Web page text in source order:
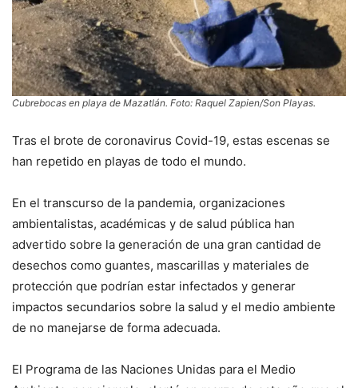
Cubrebocas en playa de Mazatlán. Foto: Raquel Zapien/Son Playas.
Tras el brote de coronavirus Covid-19, estas escenas se
han repetido en playas de todo el mundo.
En el transcurso de la pandemia, organizaciones
ambientalistas, académicas y de salud pública han
advertido sobre la generación de una gran cantidad de
desechos como guantes, mascarillas y materiales de
protección que podrían estar infectados y generar
impactos secundarios sobre la salud y el medio ambiente
de no manejarse de forma adecuada.
El Programa de las Naciones Unidas para el Medio